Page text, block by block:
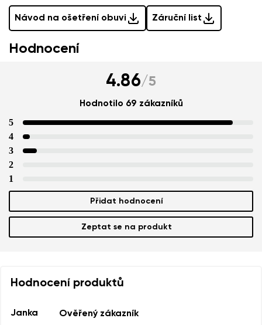
Návod na ošetření obuvi Záruční list
Hodnocení
4.86/5
Hodnotilo 69 zákazníků
5
4
3
2
1
Přidat hodnocení
Zeptat se na produkt
Hodnocení produktů
Janka Ověřený zákazník